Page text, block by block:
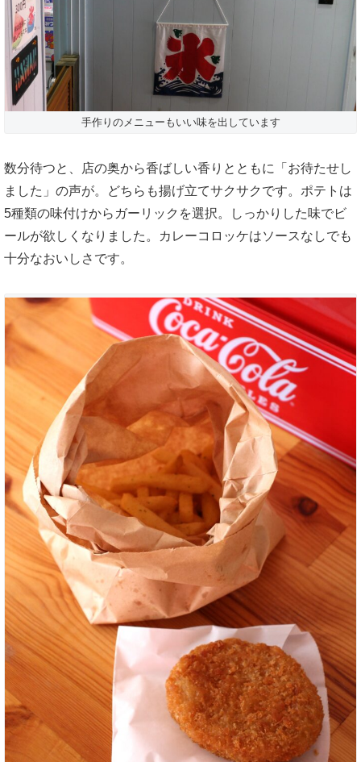
手作りのメニューもいい味を出しています
数分待つと、店の奥から香ばしい香りとともに「お待たせし
ました」の声が。どちらも揚げ立てサクサクです。ポテトは
5種類の味付けからガーリックを選択。しっかりした味でビ
ールが欲しくなりました。カレーコロッケはソースなしでも
十分なおいしさです。